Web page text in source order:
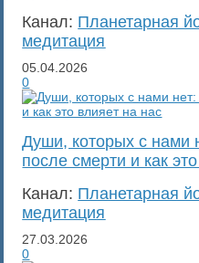
Канал: Планетарная
медитация
05.04.2026
0
Души, которых с нами
после смерти и как
Канал: Планетарная
медитация
27.03.2026
0